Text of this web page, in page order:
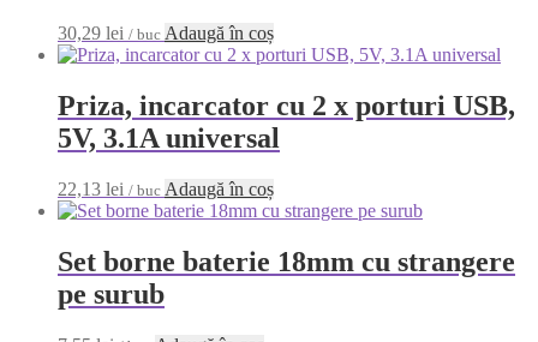
30,29 lei / buc Adaugă în coș
Priza, incarcator cu 2 x porturi USB,
5V, 3.1A universal
22,13 lei / buc Adaugă în coș
Set borne baterie 18mm cu strangere
pe surub